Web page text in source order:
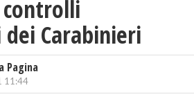
Carabinieri
Pagina
11:44